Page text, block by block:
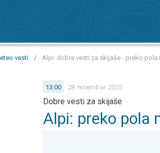
vesti / Alpi: dobre vesti za skijaše - preko pola
13:00 28. novembar 2025.
Dobre vesti za skijaše
Alpi: preko pola